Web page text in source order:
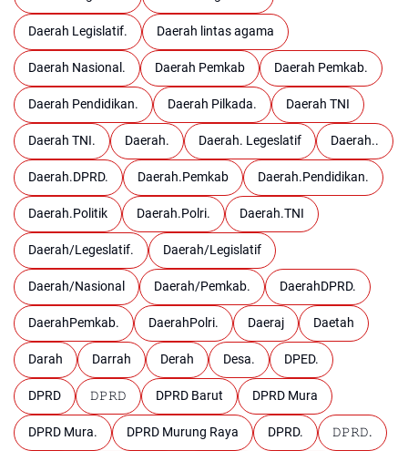
Daerah Legislatif. Daerah lintas agama
Daerah Nasional. Daerah Pemkab Daerah Pemkab.
Daerah Pendidikan. Daerah Pilkada. Daerah TNI
Daerah TNI. Daerah. Daerah. Legeslatif Daerah..
Daerah.DPRD. Daerah.Pemkab Daerah.Pendidikan.
Daerah.Politik Daerah.Polri. Daerah.TNI
Daerah/Legeslatif. Daerah/Legislatif
Daerah/Nasional Daerah/Pemkab. DaerahDPRD.
DaerahPemkab. DaerahPolri. Daeraj Daetah
Darah Darrah Derah Desa. DPED.
DPRD 𝙳𝙿𝚁𝙳 DPRD Barut DPRD Mura
DPRD Mura. DPRD Murung Raya DPRD. 𝙳𝙿𝚁𝙳.